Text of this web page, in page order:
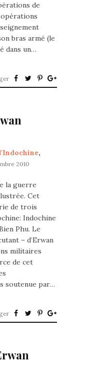
de
opérations
bras armé (le
dans un…
,
2010
la guerre
Cet
de trois
Indochine
Phu. Le
– d’Erwan
militaires
de cet
soutenue par…